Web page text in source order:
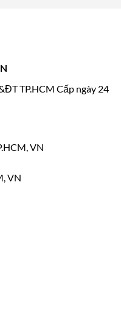
TP.HCM Cấp ngày 24
VN
VN